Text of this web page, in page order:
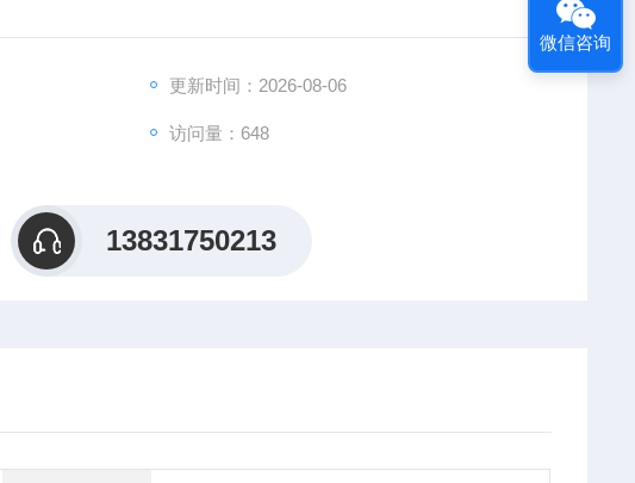
更新时间：2026-08-06
访问量：648
13831750213
微信咨询